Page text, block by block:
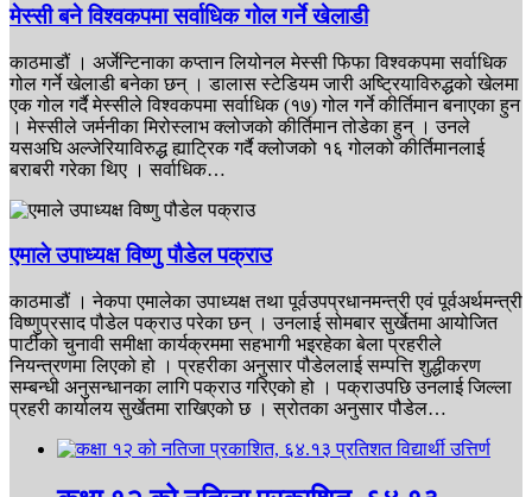
मेस्सी बने विश्वकपमा सर्वाधिक गोल गर्ने खेलाडी
काठमाडौं । अर्जेन्टिनाका कप्तान लियोनल मेस्सी फिफा विश्वकपमा सर्वाधिक
गोल गर्ने खेलाडी बनेका छन् । डालास स्टेडियम जारी अष्ट्रियाविरुद्धको खेलमा
एक गोल गर्दै मेस्सीले विश्वकपमा सर्वाधिक (१७) गोल गर्ने कीर्तिमान बनाएका हुन
। मेस्सीले जर्मनीका मिरोस्लाभ क्लोजको कीर्तिमान तोडेका हुन् । उनले
यसअघि अल्जेरियाविरुद्ध ह्याट्रिक गर्दै क्लोजको १६ गोलको कीर्तिमानलाई
बराबरी गरेका थिए । सर्वाधिक…
एमाले उपाध्यक्ष विष्णु पौडेल पक्राउ
काठमाडौं । नेकपा एमालेका उपाध्यक्ष तथा पूर्वउपप्रधानमन्त्री एवं पूर्वअर्थमन्त्री
विष्णुप्रसाद पौडेल पक्राउ परेका छन् । उनलाई सोमबार सुर्खेतमा आयोजित
पार्टीको चुनावी समीक्षा कार्यक्रममा सहभागी भइरहेका बेला प्रहरीले
नियन्त्रणमा लिएको हो । प्रहरीका अनुसार पौडेललाई सम्पत्ति शुद्धीकरण
सम्बन्धी अनुसन्धानका लागि पक्राउ गरिएको हो । पक्राउपछि उनलाई जिल्ला
प्रहरी कार्यालय सुर्खेतमा राखिएको छ । स्रोतका अनुसार पौडेल…